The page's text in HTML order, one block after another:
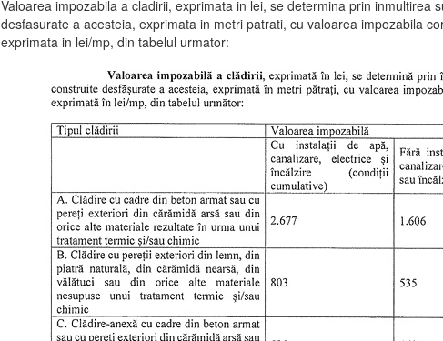
Valoarea impozabila a cladirii, exprimata in lei, se determina prin inmultirea
desfasurate a acesteia, exprimata in metri patrati, cu valoarea impozabila
exprimata in lei/mp, din tabelul urmator: